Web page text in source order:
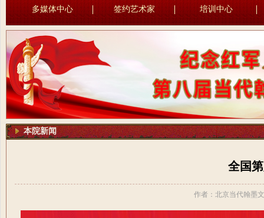
多媒体中心
签约艺术家 培训中心
本院新闻
全国
作者：北京当代翰墨